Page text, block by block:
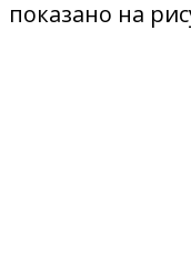
показано на